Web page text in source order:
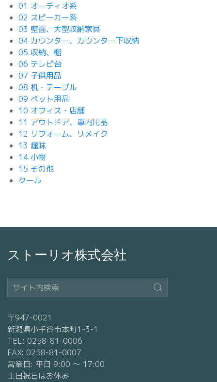
01 オーディオ系
02 スピーカー系
03 壁面、大型収納家具
04 カウンター、カウンター下収納
05 収納、棚
06 テレビ台
07 子供用品
08 机・テーブル
09 ペット用品
10 オフィス・店舗
11 アウトドア、車内用品
12 リフォーム、リメイク
13 趣味
14 小物
15 その他
クール
ストーリオ株式会社
〒947-0021
新潟県小千谷市本町1-3-1
TEL: 0258-81-0006
FAX: 0258-81-0007
営業日: 平日 9:00 〜 17:00
土日祝日はお休み